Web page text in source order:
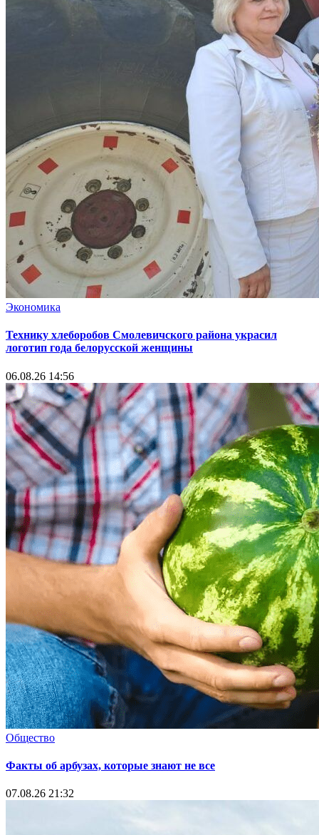
Экономика
Технику хлеборобов Смолевичского района украсил
логотип года белорусской женщины
06.08.26 14:56
Общество
Факты об арбузах, которые знают не все
07.08.26 21:32